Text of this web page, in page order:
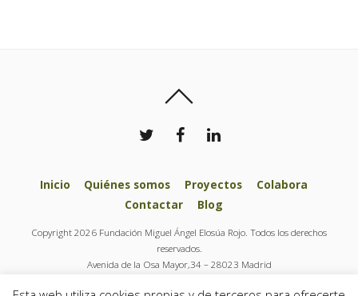
Inicio Quiénes somos Proyectos
Colabora
Contactar
Blog
Copyright 2026 Fundación Miguel Ángel Elosúa Rojo. Todos los derechos
reservados.
Avenida de la Osa Mayor,34 – 28023 Madrid